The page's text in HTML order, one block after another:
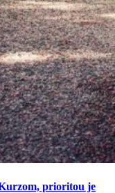
prioritou je